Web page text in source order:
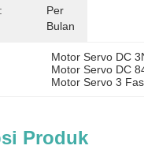
Per
Bulan
Motor Servo DC
Motor Servo DC
Motor Servo 3
Produk